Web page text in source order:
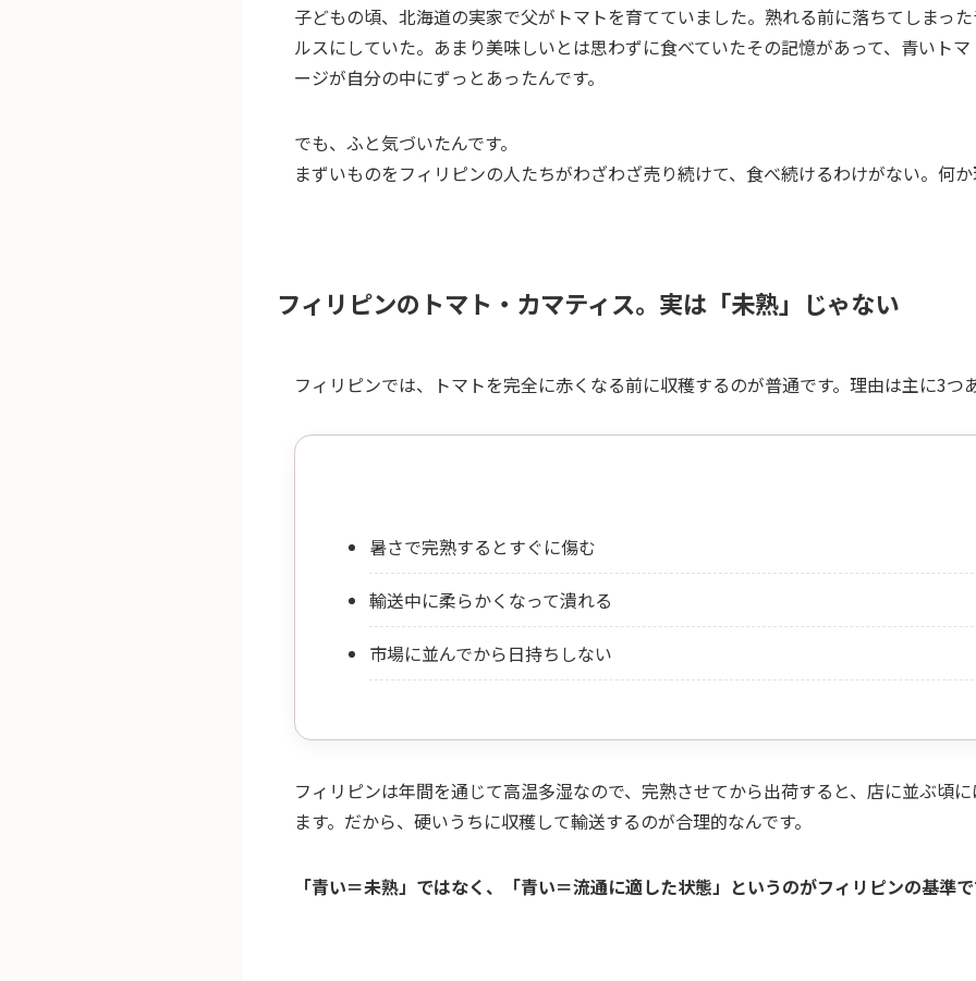
子どもの頃、北海道の実家で父がトマトを育てていました。熟れる前に落ちてしまっ
ルスにしていた。あまり美味しいとは思わずに食べていたその記憶があって、青いト
ージが自分の中にずっとあったんです。
でも、ふと気づいたんです。
まずいものをフィリピンの人たちがわざわざ売り続けて、食べ続けるわけがない。何
フィリピンのトマト・カマティス。 実は「未熟」じゃない
フィリピンでは、トマトを完全に赤くなる前に収穫するのが普通です。理由は主に3つ
暑さで完熟するとすぐに傷む
輸送中に柔らかくなって潰れる
市場に並んでから日持ちしない
フィリピンは年間を通じて高温多湿なので、完熟させてから出荷すると、店に並ぶ頃
ます。だから、硬いうちに収穫して輸送するのが合理的なんです。
「青い＝未熟」ではなく、「青い＝流通に適した状態」というのがフィリピンの基準